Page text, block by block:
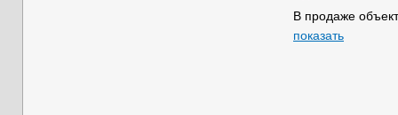
В продаже
показать